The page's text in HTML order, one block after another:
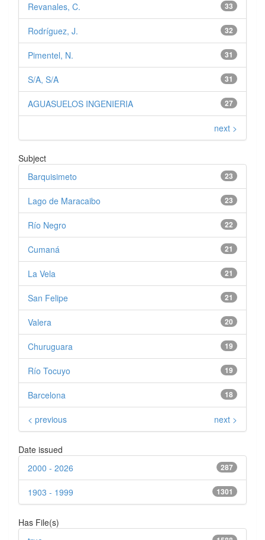
33
Revanales, C.
32
Rodríguez, J.
31
Pimentel, N.
31
S/A, S/A
27
AGUASUELOS INGENIERIA
next >
Subject
23
Barquisimeto
23
Lago de Maracaibo
22
Río Negro
21
Cumaná
21
La Vela
21
San Felipe
20
Valera
19
Churuguara
19
Río Tocuyo
18
Barcelona
< previous next >
Date issued
287
2000 - 2026
1301
1903 - 1999
Has File(s)